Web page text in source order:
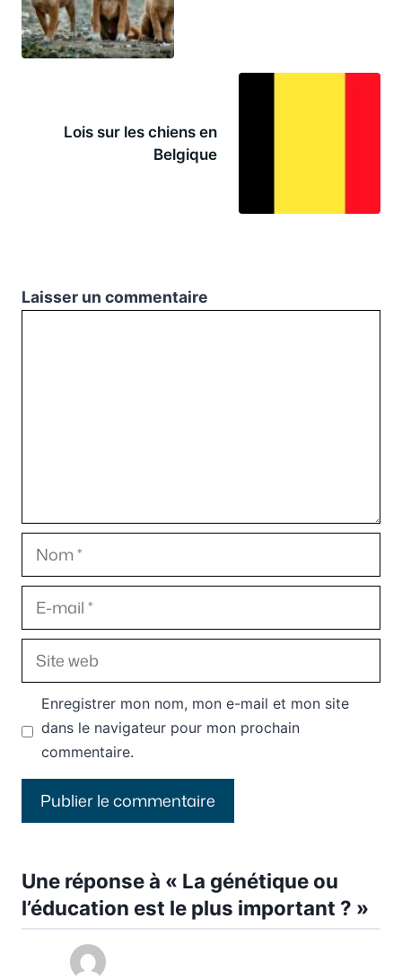
Lois sur les chiens en
Belgique
Laisser un commentaire
Nom
E-
mail
Site
web
Enregistrer mon nom, mon e-mail et mon site
dans le navigateur pour mon prochain
commentaire.
Une réponse à « La génétique ou
l’éducation est le plus important ? »